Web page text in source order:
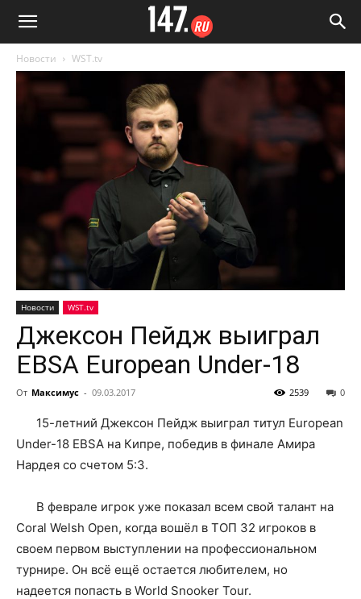
Новости WST.tv
Новости WST.tv
Джексон Пейдж выиграл
EBSA European Under-18
От Максимус - 09.03.2017 0
2539
15-летний Джексон Пейдж выиграл титул European
Under-18 EBSA на Кипре, победив в финале Амира
Нардея со счетом 5:3.
В феврале игрок уже показал всем свой талант на
Coral Welsh Open, когда вошёл в ТОП 32 игроков в
своем первом выступлении на профессиональном
турнире. Он всё ещё остается любителем, но
надеется попасть в World Snooker Tour.